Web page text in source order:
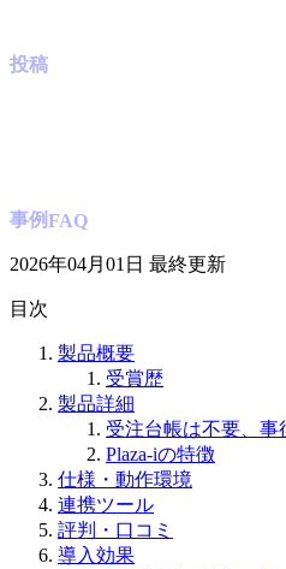
投稿
事例FAQ
2026年04月01日 最終更新
目次
製品概要
受賞歴
製品詳細
受注台帳は不要、事
Plaza-iの特徴
仕様・動作環境
連携ツール
評判・口コミ
導入効果